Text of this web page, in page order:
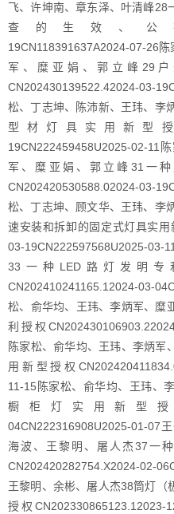
飞、许坤南、章东泽、叶清峰28
查的生效、公布
19CN118391637A2024-07-26
军、糜亚娟、郭立峰29
CN202430139522.42024-03-
松、丁志坤、陈沛新、王玮、李
型材灯具实用新型授权
19CN222459458U2025-02-11
军、糜亚娟、郭立峰31一
CN202420530588.02024-03-
松、丁志坤、顾文华、王玮、李
速安装和拆卸的固定式灯具实
03-19CN222597568U2025-03-
33一种LED路灯发明
CN202410241165.12024-03-
松、俞华均、王玮、李炳军、糜
利授权
陈家松、俞华均、王玮、李炳军
用新型授权
11-15陈家松、俞华均、王玮、
橱柜灯实用新型授权
04CN222316908U2025-01-07
海波、王黎明、屠人杰37一
CN202420282754.X2024-02-
王黎明、余彬、屠人杰38筒灯（
授权CN202330865123.12023-